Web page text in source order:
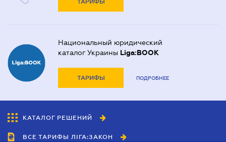
ТАРИФЫ
Национальный юридический
каталог Украины Liga:BOOK
ТАРИФЫ ПОДРОБНЕЕ
КАТАЛОГ РЕШЕНИЙ
ВСЕ ТАРИФЫ ЛІГА:ЗАКОН